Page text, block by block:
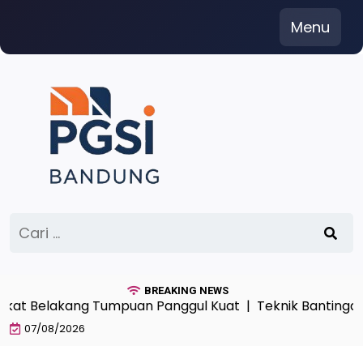
content
Menu
untuk:
BREAKING NEWS
Tumpuan Panggul Kuat |Teknik Bantingan
07/08/2026